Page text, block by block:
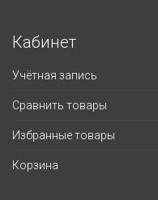
Кабинет
Учётная запись
Сравнить товары
Избранные товары
Корзина